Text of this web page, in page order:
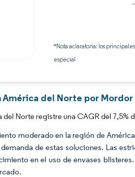
*Nota aclaratoria: los
especial
del Norte por
Norte registre una CAGR del
moderado en la región de
de estas soluciones. Las
en el uso de envases